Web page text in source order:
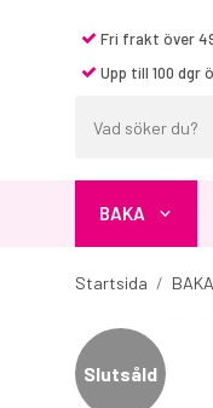
Fri frakt över
Upp till 100 dgr
BAKA
Startsida / BAKA
Slutsåld